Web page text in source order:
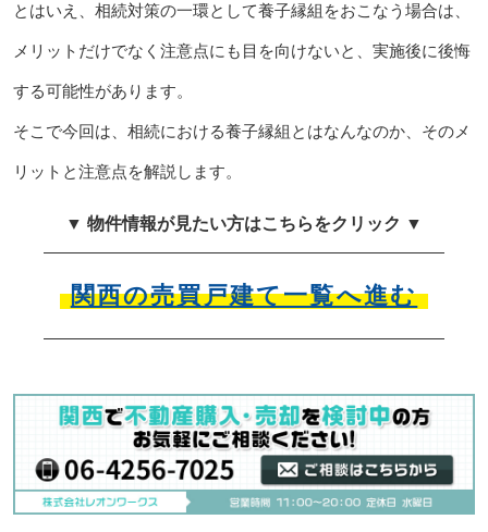
とはいえ、相続対策の一環として養子縁組をおこなう場合は、
メリットだけでなく注意点にも目を向けないと、実施後に後悔
する可能性があります。
そこで今回は、相続における養子縁組とはなんなのか、そのメ
リットと注意点を解説します。
▼ 物件情報が見たい方はこちらをクリック ▼
関西の売買戸建て一覧へ進む